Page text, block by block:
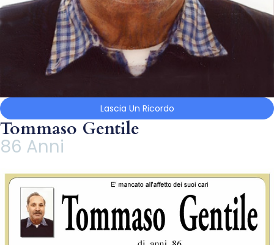
Lascia Un Ricordo
Tommaso Gentile
86 Anni